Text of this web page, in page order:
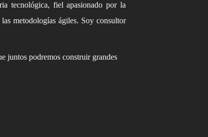
tecnológica, fiel apasionado por la
metodologías ágiles. Soy consultor
juntos podremos construir grandes